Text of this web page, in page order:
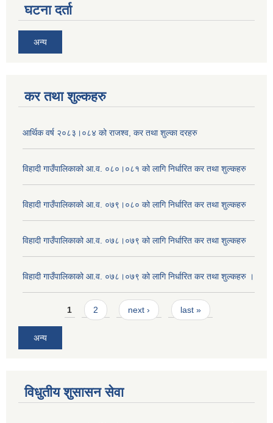
घटना दर्ता
अन्य
कर तथा शुल्कहरु
आर्थिक वर्ष २०८३।०८४ को राजश्व, कर तथा शुल्का दरहरु
विहादी गाउँपालिकाको आ.व. ०८०।०८१ को लागि निर्धारित कर तथा शुल्कहरु
विहादी गाउँपालिकाको आ.व. ०७९।०८० को लागि निर्धारित कर तथा शुल्कहरु
विहादी गाउँपालिकाको आ.व. ०७८।०७९ को लागि निर्धारित कर तथा शुल्कहरु
विहादी गाउँपालिकाको आ.व. ०७८।०७९ को लागि निर्धारित कर तथा शुल्कहरु ।
Pages1 2 next › last »
अन्य
विधुतीय शुसासन सेवा